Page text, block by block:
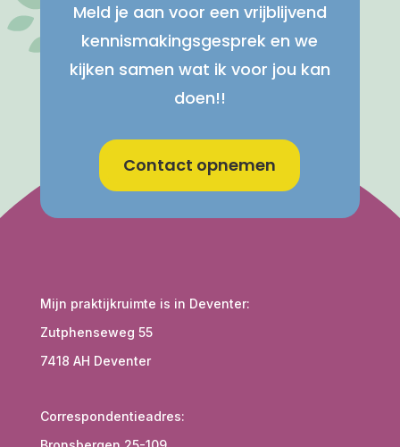
Meld je aan voor een vrijblijvend
kennismakingsgesprek en we
kijken samen wat ik voor jou kan
doen!!
Contact opnemen
Mijn praktijkruimte is in Deventer:
Zutphenseweg 55
7418 AH Deventer
Correspondentieadres: